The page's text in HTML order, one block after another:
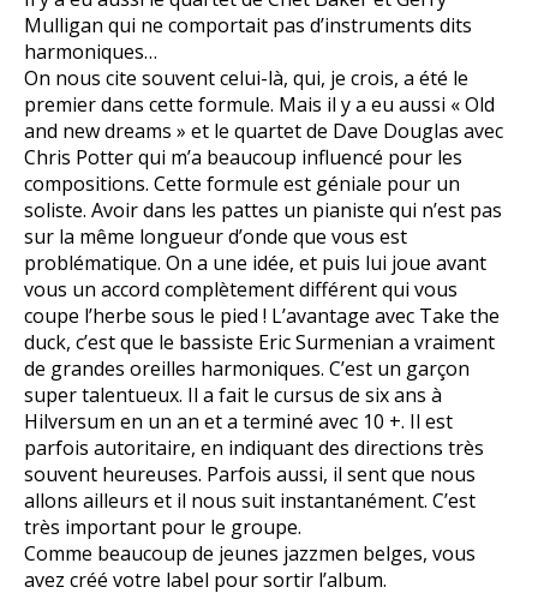
Mulligan qui ne comportait pas d’instruments dits
harmoniques…
On nous cite souvent celui-là, qui, je crois, a été le
premier dans cette formule. Mais il y a eu aussi « Old
and new dreams » et le quartet de Dave Douglas avec
Chris Potter qui m’a beaucoup influencé pour les
compositions. Cette formule est géniale pour un
soliste. Avoir dans les pattes un pianiste qui n’est pas
sur la même longueur d’onde que vous est
problématique. On a une idée, et puis lui joue avant
vous un accord complètement différent qui vous
coupe l’herbe sous le pied ! L’avantage avec Take the
duck, c’est que le bassiste Eric Surmenian a vraiment
de grandes oreilles harmoniques. C’est un garçon
super talentueux. Il a fait le cursus de six ans à
Hilversum en un an et a terminé avec 10 +. Il est
parfois autoritaire, en indiquant des directions très
souvent heureuses. Parfois aussi, il sent que nous
allons ailleurs et il nous suit instantanément. C’est
très important pour le groupe.
Comme beaucoup de jeunes jazzmen belges, vous
avez créé votre label pour sortir l’album.